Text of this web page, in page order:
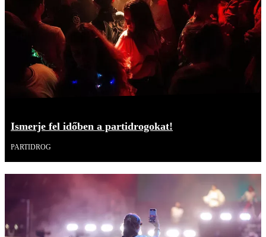
Ismerje fel időben a partidrogokat!
PARTIDROG